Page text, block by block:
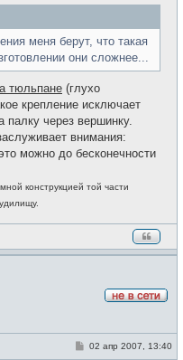
б
е
н
и
е
меня берут, что такая
они сложнее...
тюльпане (глухо
крепление исключает
палку через вершинку.
внимания:
можно до бесконечности
конструкцией той части
е
С02 апр 2007, 13:40